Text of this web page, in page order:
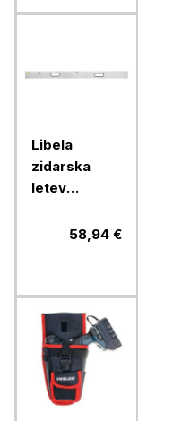
Libela
zidarska
letev
58,94 €